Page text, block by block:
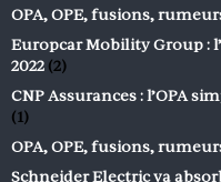
OPA, OPE, fusions,
Europcar Mobility Group :
2022 (2)
CNP Assurances : l’OPA
(1)
OPA, OPE, fusions,
Schneider Electric va